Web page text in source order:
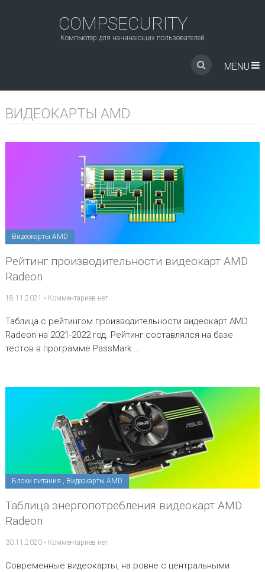
COMPSECURITY
Компьютер для начинающих пользователей
MENU
ВИДЕОКАРТЫ AMD
Рейтинг производительности видеокарт AMD
Radeon
Видеокарты AMD
18.11.2021 • Комментариев нет
Таблица с рейтингом производительности видеокарт AMD
Radeon на 2021-2022 год. Рейтинг составлялся на базе
тестов в программе PassMark …
Таблица энергопотребления видеокарт AMD
Radeon
Блоки питания , Видеокарты AMD
30.11.2020• Комментариев нет
Современные видеокарты, на ровне с центральными